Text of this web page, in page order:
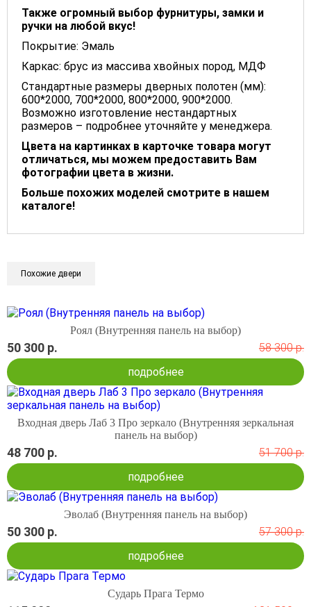
Также огромный выбор фурнитуры, замки и
ручки на любой вкус!
Покрытие: Эмаль
Каркас: брус из массива хвойных пород, МДФ
Стандартные размеры дверных полотен (мм):
600*2000, 700*2000, 800*2000, 900*2000.
Возможно изготовление нестандартных
размеров – подробнее уточняйте у менеджера.
Цвета на картинках в карточке товара могут
отличаться, мы можем предоставить Вам
фотографии цвета в жизни.
Больше похожих моделей смотрите в нашем
каталоге!
Похожие двери
Роял (Внутренняя панель на выбор)
50 300 р.
58 300 р.
подробнее
Входная дверь Лаб 3 Про зеркало (Внутренняя зеркальная
панель на выбор)
48 700 р.
51 700 р.
подробнее
Эволаб (Внутренняя панель на выбор)
50 300 р.
57 300 р.
подробнее
Сударь Прага Термо